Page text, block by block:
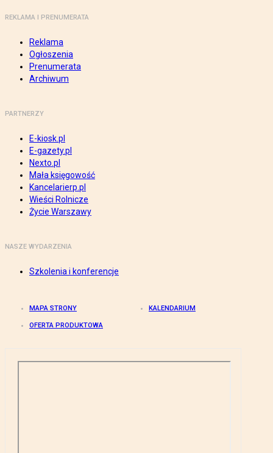
REKLAMA I PRENUMERATA
Reklama
Ogłoszenia
Prenumerata
Archiwum
PARTNERZY
E-kiosk.pl
E-gazety.pl
Nexto.pl
Mała księgowość
Kancelarierp.pl
Wieści Rolnicze
Życie Warszawy
NASZE WYDARZENIA
Szkolenia i konferencje
MAPA STRONY KALENDARIUM
OFERTA PRODUKTOWA